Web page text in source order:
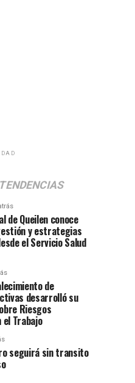
TENDENCIAS
de Queilen conoce
y estrategias
el Servicio Salud
de
desarrolló su
Riesgos
el Trabajo
seguirá sin transito